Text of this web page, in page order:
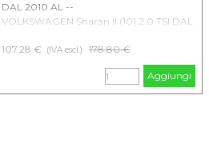
DAL 2010 AL --
VOLKSWAGEN Sharan II (10) 2.0 TSI DAL
VOLKSWAGEN Tiguan (07) 1.4 TSI DAL
VOLKSWAGEN Tiguan (07) 2.0 TDI DAL
2007 AL --
107.28 € (IVA escl.) Prezzo senza sconto
178.80 €
Aggiungi